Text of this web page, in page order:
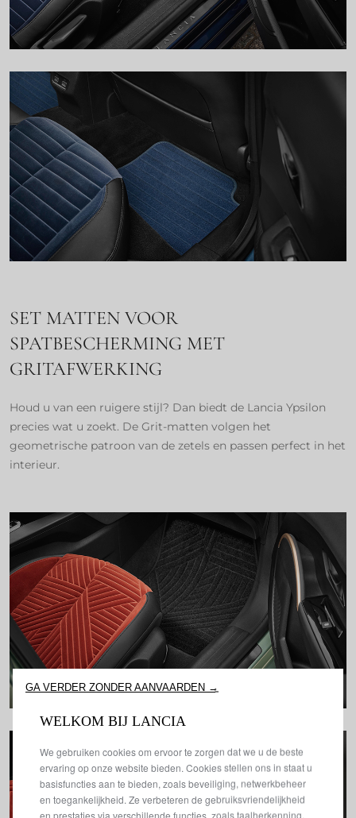
SET MATTEN VOOR
SPATBESCHERMING MET
GRITAFWERKING
Houd u van een ruigere stijl? Dan biedt de Lancia Ypsilon
precies wat u zoekt. De Grit-matten volgen het
geometrische patroon van de zetels en passen perfect in het
interieur.
GA VERDER ZONDER AANVAARDEN →
WELKOM BIJ LANCIA
We gebruiken cookies om ervoor te zorgen dat we u de beste
ervaring op onze website bieden. Cookies stellen ons in staat u
basisfuncties aan te bieden, zoals beveiliging, netwerkbeheer
en toegankelijkheid. Ze verbeteren de gebruiksvriendelijkheid
en prestaties via verschillende functies, zoals taalherkenning,